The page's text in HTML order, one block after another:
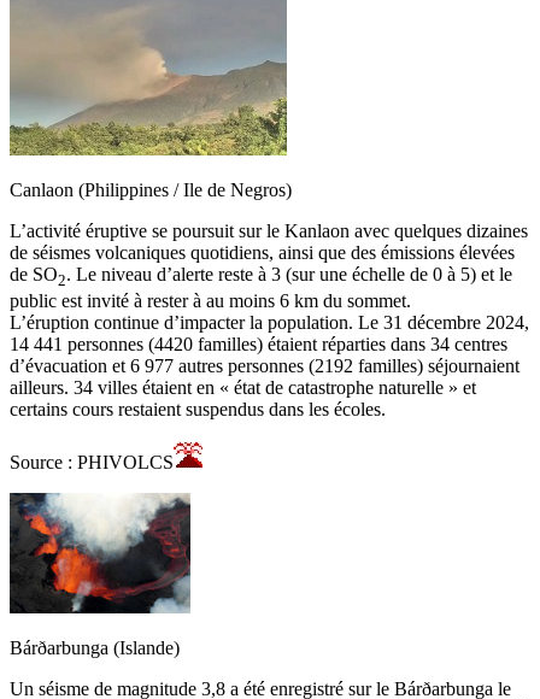
Canlaon (Philippines / Ile de Negros)
L’activité éruptive se poursuit sur le Kanlaon avec quelques dizaines
de séismes volcaniques quotidiens, ainsi que des émissions élevées
de SO2. Le niveau d’alerte reste à 3 (sur une échelle de 0 à 5) et le
public est invité à rester à au moins 6 km du sommet.
L’éruption continue d’impacter la population. Le 31 décembre 2024,
14 441 personnes (4420 familles) étaient réparties dans 34 centres
d’évacuation et 6 977 autres personnes (2192 familles) séjournaient
ailleurs. 34 villes étaient en « état de catastrophe naturelle » et
certains cours restaient suspendus dans les écoles.
Source : PHIVOLCS
Bárðarbunga (Islande)
Un séisme de magnitude 3,8 a été enregistré sur le Bárðarbunga le